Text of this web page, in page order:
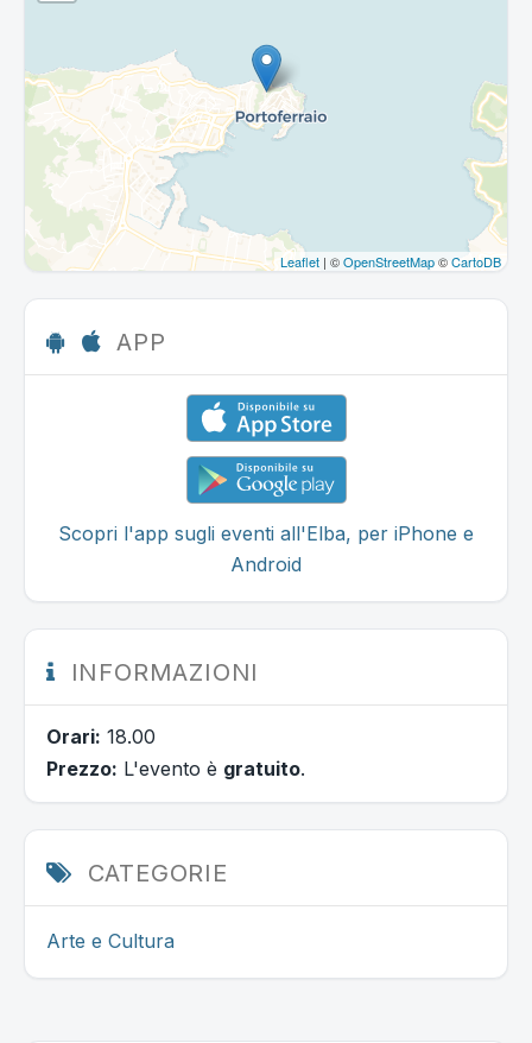
Leaflet | ©OpenStreetMap©CartoDB
APP
Scopri l'app sugli eventi all'Elba, per iPhone e
Android
INFORMAZIONI
Orari: 18.00
Prezzo: L'evento è gratuito.
CATEGORIE
Arte e Cultura